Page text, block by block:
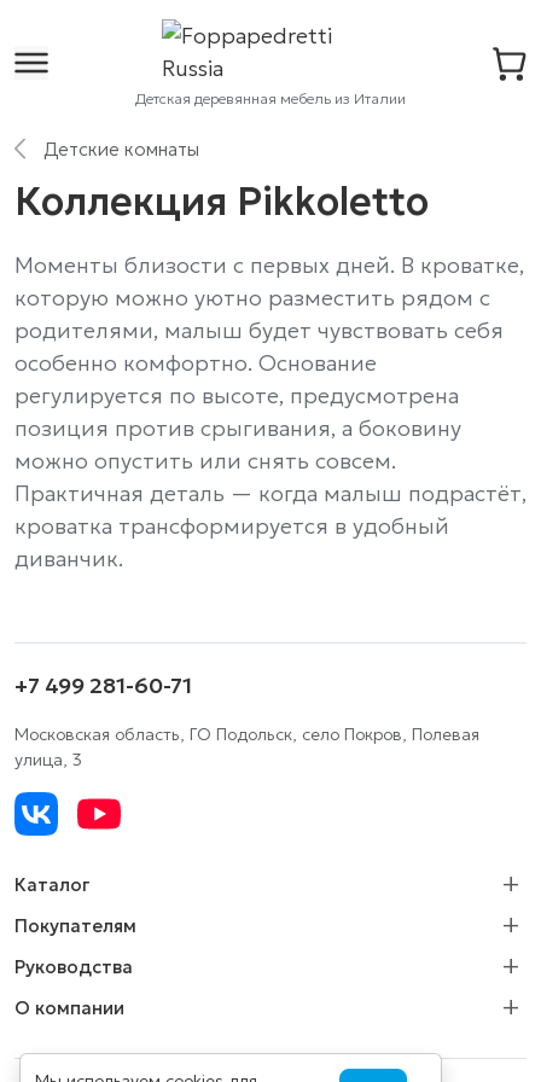
Детская деревянная мебель из Италии
Детские комнаты
Коллекция Pikkoletto
Моменты близости с первых дней. В кроватке,
которую можно уютно разместить рядом с
родителями, малыш будет чувствовать себя
особенно комфортно. Основание
регулируется по высоте, предусмотрена
позиция против срыгивания, а боковину
можно опустить или снять совсем.
Практичная деталь — когда малыш подрастёт,
кроватка трансформируется в удобный
диванчик.
+7 499 281-60-71
Московская область, ГО Подольск, село Покров, Полевая
улица, 3
Каталог
Покупателям
Руководства
О компании